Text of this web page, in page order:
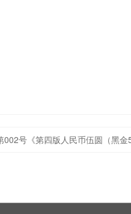
002号《第四版人民币伍圆（黑